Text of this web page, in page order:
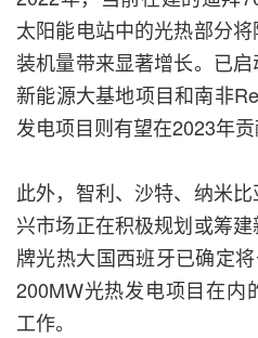
太阳能电站中的光热部分
装机量带来显著增长。已
新能源大基地项目和南非
发电项目则有望在2023年贡
此外，智利、沙特、纳米
兴市场正在积极规划或筹
牌光热大国西班牙已确定
200MW光热发电项目在内
工作。